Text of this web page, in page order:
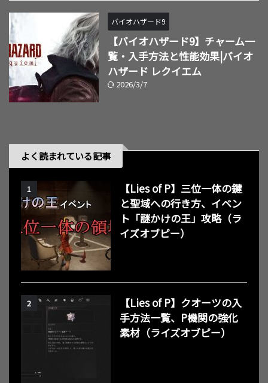
バイオハザード9
【バイオハザード9】チャーム一
覧・入手方法と性能効果|バイオ
ハザード レクイエム
2026/3/7
よく読まれている記事
1
【Lies of P】三位一体の鍵
と聖域への行き方、イベン
ト「謎かけの王」攻略（ラ
イズオブピー）
2
【Lies of P】クオーツの入
手方法一覧、P機関の強化
素材（ライズオブピー）